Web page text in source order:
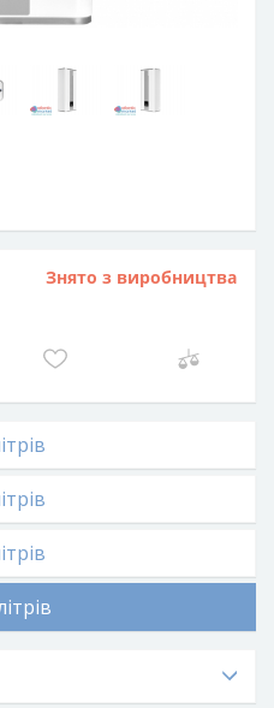
Знято з виробництва